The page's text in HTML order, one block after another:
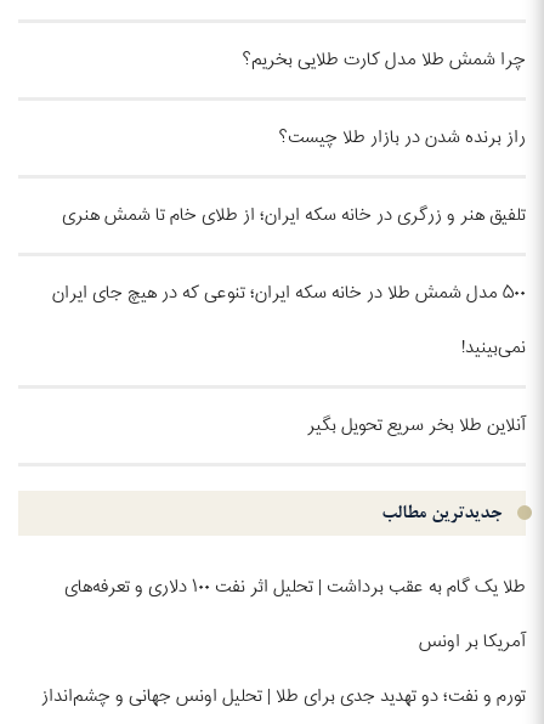
چرا شمش طلا مدل کارت طلایی بخریم؟
راز برنده شدن در بازار طلا چیست؟
تلفیق هنر و زرگری در خانه سکه ایران؛ از طلای خام تا شمش هنری
۵۰۰ مدل شمش طلا در خانه سکه ایران؛ تنوعی که در هیچ جای ایران
نمی‌بینید!
آنلاین طلا بخر سریع تحویل بگیر
جدیدترین مطالب
طلا یک گام به عقب برداشت | تحلیل اثر نفت ۱۰۰ دلاری و تعرفه‌های
آمریکا بر اونس
تورم و نفت؛ دو تهدید جدی برای طلا | تحلیل اونس جهانی و چشم‌انداز